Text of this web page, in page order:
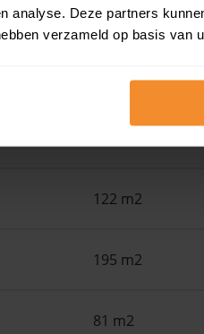
analyse. Deze partners
verzameld op basis van
76 m2
122 m2
195 m2
81 m2